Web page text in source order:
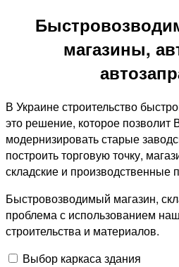
магазины,
В Украине строительство
это решение, которое позволит
модернизировать старые
построить торговую точку,
складские и производственные
Быстровозводимый магазин,
проблема с использованием
строительства и материалов.
Выбор каркаса здания